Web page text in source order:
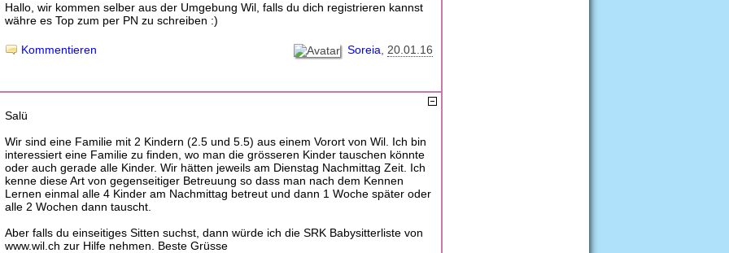
Hallo, wir kommen selber aus der Umgebung Wil, falls du dich registrieren kannst
währe es Top zum per PN zu schreiben :)
Soreia 20.01.16
Kommentieren
Salü
Wir sind eine Familie mit 2 Kindern (2.5 und 5.5) aus einem Vorort von Wil. Ich bin
interessiert eine Familie zu finden, wo man die grösseren Kinder tauschen könnte
oder auch gerade alle Kinder. Wir hätten jeweils am Dienstag Nachmittag Zeit. Ich
kenne diese Art von gegenseitiger Betreuung so dass man nach dem Kennen
Lernen einmal alle 4 Kinder am Nachmittag betreut und dann 1 Woche später oder
alle 2 Wochen dann tauscht.
Aber falls du einseitiges Sitten suchst, dann würde ich die SRK Babysitterliste von
www.wil.ch zur Hilfe nehmen. Beste Grüsse